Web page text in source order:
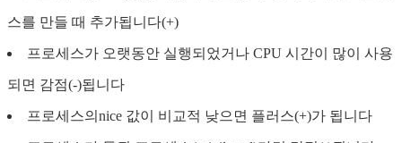
스를 만들 때 추가됩니다(+)
프로세스가 오랫동안 실행되었거나 CPU 시간이 많이 사용
되면 감점(-)됩니다
프로세스의nice 값이 비교적 낮으면 플러스(+)가 됩니다